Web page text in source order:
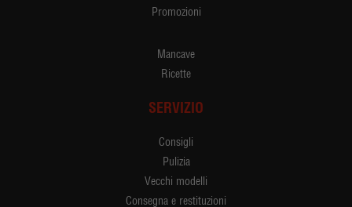
Promozioni
Mancave
Ricette
SERVIZIO
Consigli
Pulizia
Vecchi modelli
Consegna e restituzioni